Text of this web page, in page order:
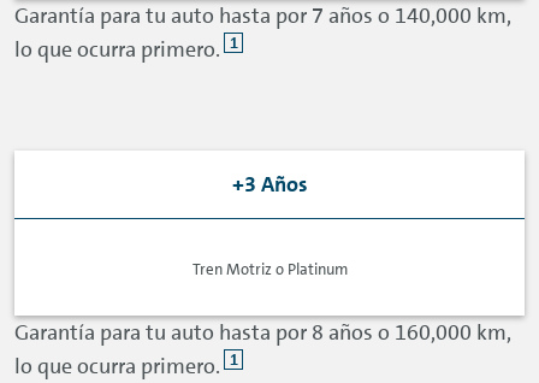
Garantía para tu auto hasta por 7 años o 140,000 km,
lo que ocurra primero. 1
+3 Años
Tren Motriz o Platinum
Garantía para tu auto hasta por 8 años o 160,000 km,
lo que ocurra primero. 1